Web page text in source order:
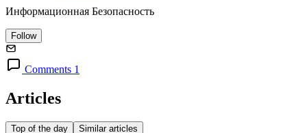
Информационная Безопасность
Follow
Comments 1
Articles
Top of the day Similar articles